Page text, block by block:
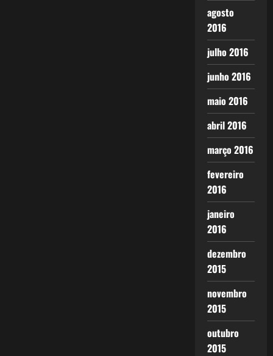
agosto
2016
julho 2016
junho 2016
maio 2016
abril 2016
março 2016
fevereiro
2016
janeiro
2016
dezembro
2015
novembro
2015
outubro
2015